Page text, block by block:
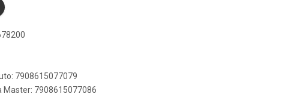
7908615077079
Master: 7908615077086